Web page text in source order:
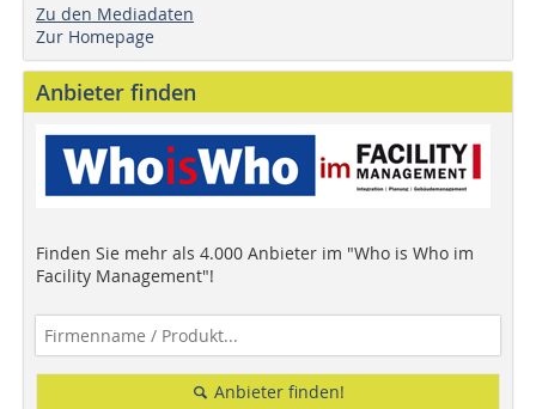
Zu den Mediadaten
Zur Homepage
Anbieter finden
Finden Sie mehr als 4.000 Anbieter im "Who is Who im
Facility Management"!
Anbieter finden!